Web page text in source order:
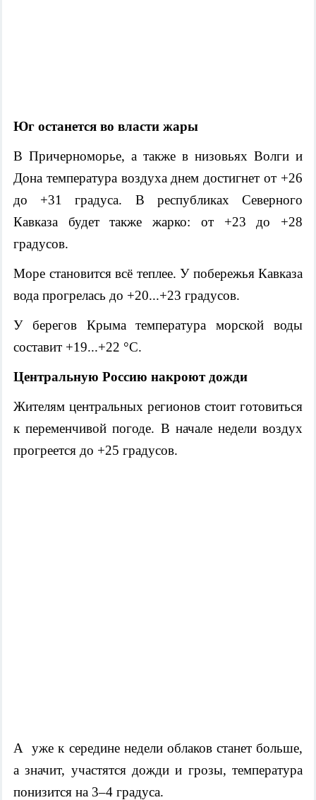
Юг останется во власти жары
В Причерноморье, а также в низовьях Волги и
Дона температура воздуха днем достигнет от +26
до +31 градуса. В республиках Северного
Кавказа будет также жарко: от +23 до +28
градусов.
Море становится всё теплее. У побережья Кавказа
вода прогрелась до +20...+23 градусов.
У берегов Крыма температура морской воды
составит +19...+22 °C.
Центральную Россию накроют дожди
Жителям центральных регионов стоит готовиться
к переменчивой погоде. В начале недели воздух
прогреется до +25 градусов.
А уже к середине недели облаков станет больше,
а значит, участятся дожди и грозы, температура
понизится на 3–4 градуса.